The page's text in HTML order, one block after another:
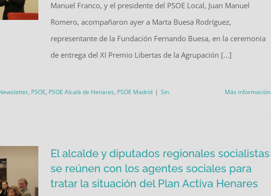
Manuel Franco, y el presidente del PSOE Local, Juan Manuel
Romero, acompañaron ayer a Marta Buesa Rodríguez,
representante de la Fundación Fernando Buesa, en la ceremonia
de entrega del XI Premio Libertas de la Agrupación [...]
, PSOE, PSOE Alcalá de Henares, PSOE Madrid | Sin
Más información
El alcalde y diputados regionales socialistas
se reúnen con los agentes sociales para
tratar la situación del Plan Activa Henares